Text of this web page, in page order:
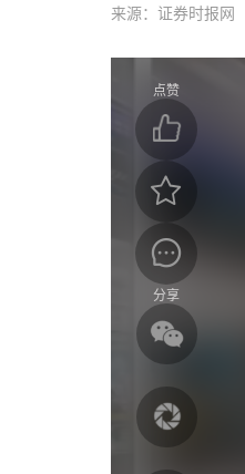
来源：证券时报网
点赞
分享